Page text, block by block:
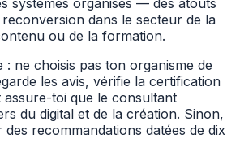
systèmes organisés — des atouts
dans le secteur de la
ou de la formation.
: ne choisis pas ton organisme de
les avis, vérifie la certification
toi que le consultant
du digital et de la création. Sinon,
recommandations datées de dix